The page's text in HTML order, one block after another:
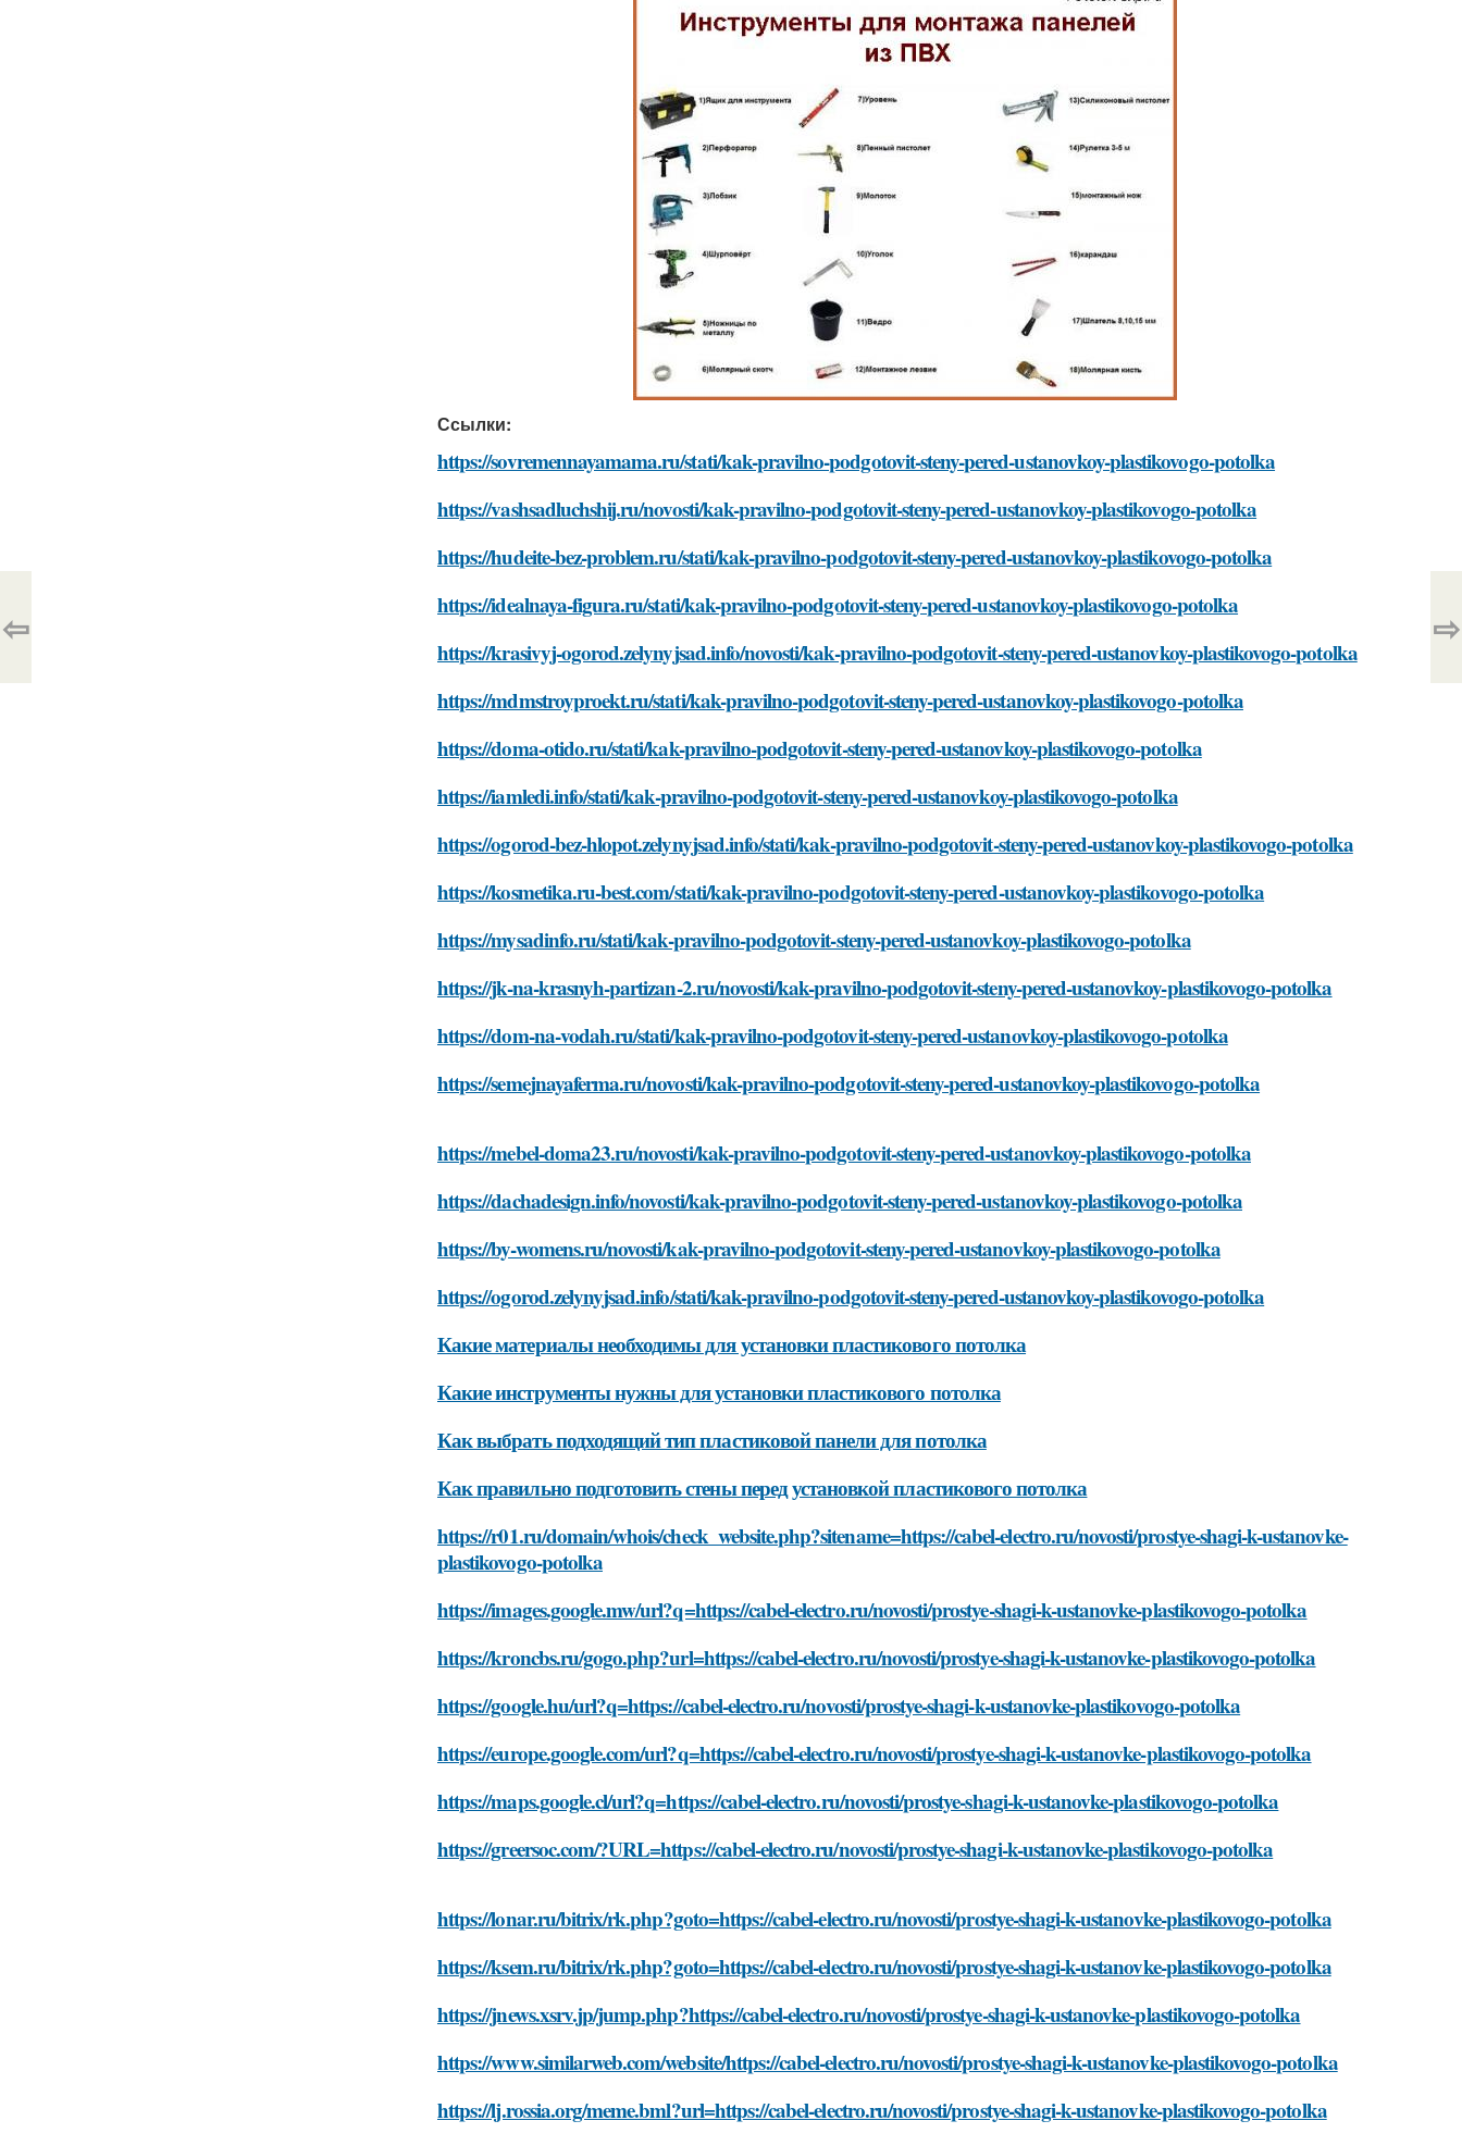
Ссылки:
https://sovremennayamama.ru/stati/kak-pravilno-podgotovit-steny-pered-ustanovkoy-plastikovogo-potolka
https://vashsadluchshij.ru/novosti/kak-pravilno-podgotovit-steny-pered-ustanovkoy-plastikovogo-potolka
https://hudeite-bez-problem.ru/stati/kak-pravilno-podgotovit-steny-pered-ustanovkoy-plastikovogo-potolka
https://idealnaya-figura.ru/stati/kak-pravilno-podgotovit-steny-pered-ustanovkoy-plastikovogo-potolka
https://krasivyj-ogorod.zelynyjsad.info/novosti/kak-pravilno-podgotovit-steny-pered-ustanovkoy-plastikovogo-potolka
https://mdmstroyproekt.ru/stati/kak-pravilno-podgotovit-steny-pered-ustanovkoy-plastikovogo-potolka
https://doma-otido.ru/stati/kak-pravilno-podgotovit-steny-pered-ustanovkoy-plastikovogo-potolka
https://iamledi.info/stati/kak-pravilno-podgotovit-steny-pered-ustanovkoy-plastikovogo-potolka
https://ogorod-bez-hlopot.zelynyjsad.info/stati/kak-pravilno-podgotovit-steny-pered-ustanovkoy-plastikovogo-potolka
https://kosmetika.ru-best.com/stati/kak-pravilno-podgotovit-steny-pered-ustanovkoy-plastikovogo-potolka
https://mysadinfo.ru/stati/kak-pravilno-podgotovit-steny-pered-ustanovkoy-plastikovogo-potolka
https://jk-na-krasnyh-partizan-2.ru/novosti/kak-pravilno-podgotovit-steny-pered-ustanovkoy-plastikovogo-potolka
https://dom-na-vodah.ru/stati/kak-pravilno-podgotovit-steny-pered-ustanovkoy-plastikovogo-potolka
https://semejnayaferma.ru/novosti/kak-pravilno-podgotovit-steny-pered-ustanovkoy-plastikovogo-potolka
https://mebel-doma23.ru/novosti/kak-pravilno-podgotovit-steny-pered-ustanovkoy-plastikovogo-potolka
https://dachadesign.info/novosti/kak-pravilno-podgotovit-steny-pered-ustanovkoy-plastikovogo-potolka
https://by-womens.ru/novosti/kak-pravilno-podgotovit-steny-pered-ustanovkoy-plastikovogo-potolka
https://ogorod.zelynyjsad.info/stati/kak-pravilno-podgotovit-steny-pered-ustanovkoy-plastikovogo-potolka
Какие материалы необходимы для установки пластикового потолка
Какие инструменты нужны для установки пластикового потолка
Как выбрать подходящий тип пластиковой панели для потолка
Как правильно подготовить стены перед установкой пластикового потолка
https://r01.ru/domain/whois/check_website.php?sitename=https://cabel-electro.ru/novosti/prostye-shagi-k-ustanovke-
plastikovogo-potolka
https://images.google.mw/url?q=https://cabel-electro.ru/novosti/prostye-shagi-k-ustanovke-plastikovogo-potolka
https://kroncbs.ru/gogo.php?url=https://cabel-electro.ru/novosti/prostye-shagi-k-ustanovke-plastikovogo-potolka
https://google.hu/url?q=https://cabel-electro.ru/novosti/prostye-shagi-k-ustanovke-plastikovogo-potolka
https://europe.google.com/url?q=https://cabel-electro.ru/novosti/prostye-shagi-k-ustanovke-plastikovogo-potolka
https://maps.google.cl/url?q=https://cabel-electro.ru/novosti/prostye-shagi-k-ustanovke-plastikovogo-potolka
https://greersoc.com/?URL=https://cabel-electro.ru/novosti/prostye-shagi-k-ustanovke-plastikovogo-potolka
https://lonar.ru/bitrix/rk.php?goto=https://cabel-electro.ru/novosti/prostye-shagi-k-ustanovke-plastikovogo-potolka
https://ksem.ru/bitrix/rk.php?goto=https://cabel-electro.ru/novosti/prostye-shagi-k-ustanovke-plastikovogo-potolka
https://jnews.xsrv.jp/jump.php?https://cabel-electro.ru/novosti/prostye-shagi-k-ustanovke-plastikovogo-potolka
https://www.similarweb.com/website/https://cabel-electro.ru/novosti/prostye-shagi-k-ustanovke-plastikovogo-potolka
https://lj.rossia.org/meme.bml?url=https://cabel-electro.ru/novosti/prostye-shagi-k-ustanovke-plastikovogo-potolka
⇦ ⇨